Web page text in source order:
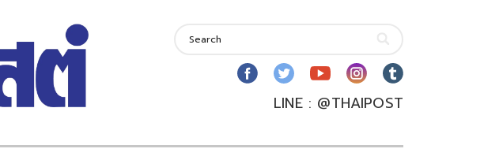
LINE : @THAIPOST